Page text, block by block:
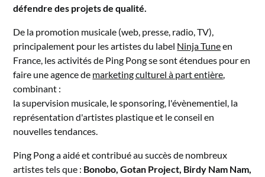
défendre des projets de qualité.
De la promotion musicale (web, presse, radio, TV),
principalement pour les artistes du label Ninja Tuneen
France, les activités de Ping Pong se sont étendues pour en
faire une agence de marketing culturel à part entière
combinant :
la supervision musicale, le sponsoring, l'évènementiel, la
représentation d'artistes plastique et le conseil en
nouvelles tendances.
Ping Pong a aidé et contribué au succès de nombreux
artistes tels que : Bonobo, Gotan Project, Birdy Nam Nam,